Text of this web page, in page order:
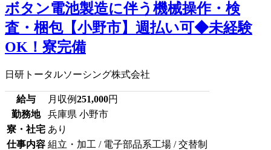
ボタン電池製造に伴う機械操作・検
査・梱包【小野市】週払い可◆未経験
OK！寮完備
日研トータルソーシング株式会社
給与 月収例251,000円
勤務地
兵庫県 小野市
寮・社宅 あり
仕事内容 組立・加工 / 電子部品系工場 / 交替制